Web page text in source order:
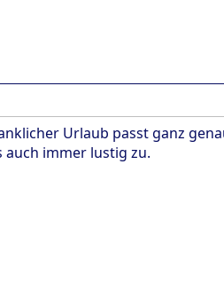
Urlaub passt ganz
auch immer lustig zu.